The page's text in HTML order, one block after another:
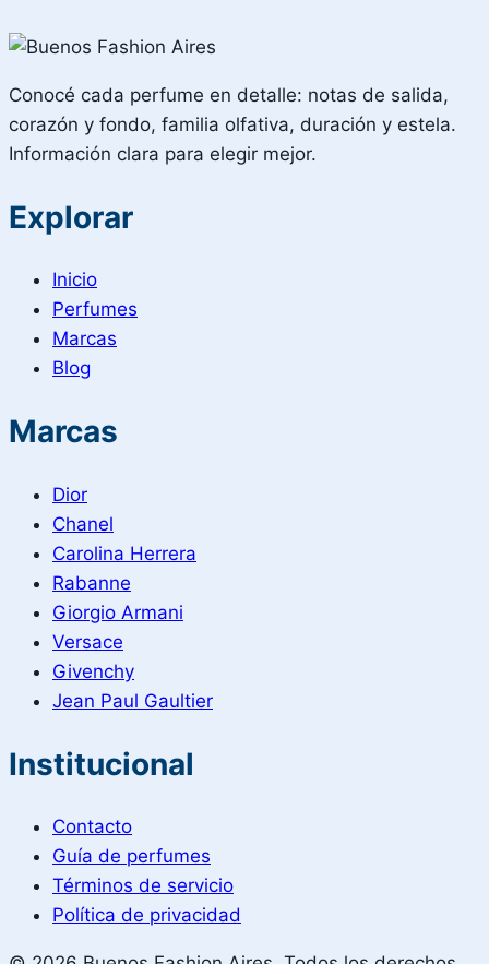
Conocé cada perfume en detalle: notas de salida,
corazón y fondo, familia olfativa, duración y estela.
Información clara para elegir mejor.
Explorar
Inicio
Perfumes
Marcas
Blog
Marcas
Dior
Chanel
Carolina Herrera
Rabanne
Giorgio Armani
Versace
Givenchy
Jean Paul Gaultier
Institucional
Contacto
Guía de perfumes
Términos de servicio
Política de privacidad